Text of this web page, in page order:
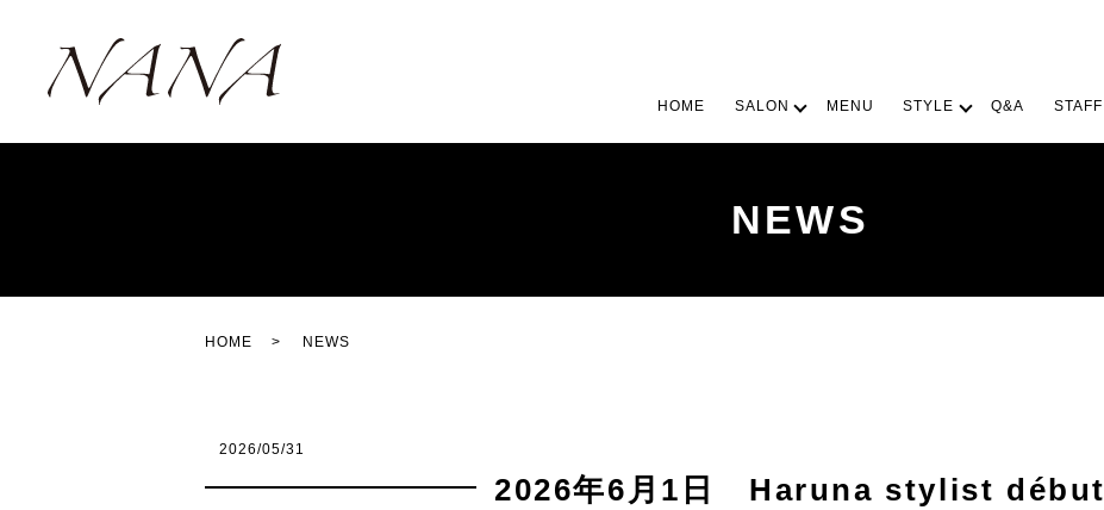
HOME SALON MENU STYLE Q&A STAFF
NEWS
HOME NEWS
2026/05/31
2026年6月1日 Haruna stylist début